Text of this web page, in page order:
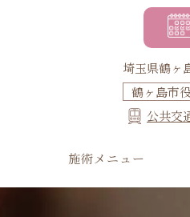
埼玉県鶴ヶ
鶴ヶ島市
公共交
施術メニュー